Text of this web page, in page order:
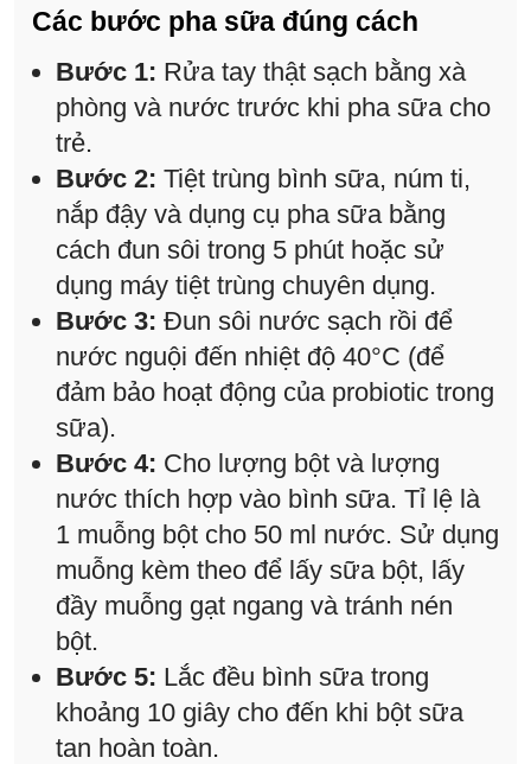
Các bước pha sữa đúng cách
Bước 1: Rửa tay thật sạch bằng xà
phòng và nước trước khi pha sữa cho
trẻ.
Bước 2: Tiệt trùng bình sữa, núm ti,
nắp đậy và dụng cụ pha sữa bằng
cách đun sôi trong 5 phút hoặc sử
dụng máy tiệt trùng chuyên dụng.
Bước 3: Đun sôi nước sạch rồi để
nước nguội đến nhiệt độ 40°C (để
đảm bảo hoạt động của probiotic trong
sữa).
Bước 4: Cho lượng bột và lượng
nước thích hợp vào bình sữa. Tỉ lệ là
1 muỗng bột cho 50 ml nước. Sử dụng
muỗng kèm theo để lấy sữa bột, lấy
đầy muỗng gạt ngang và tránh nén
bột.
Bước 5: Lắc đều bình sữa trong
khoảng 10 giây cho đến khi bột sữa
tan hoàn toàn.